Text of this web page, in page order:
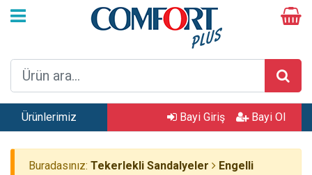
Ürünlerimiz Bayi Giriş Bayi Ol
Buradasınız: Tekerlekli Sandalyeler
Engelli